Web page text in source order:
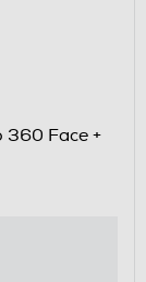
360 Face +